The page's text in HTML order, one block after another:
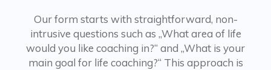
Our form starts with straightforward, non-
intrusive questions such as „What area of life
would you like coaching in?“ and „What is your
main goal for life coaching?“ This approach is